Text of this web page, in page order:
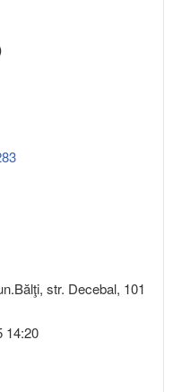
str. Decebal, 101
14:20